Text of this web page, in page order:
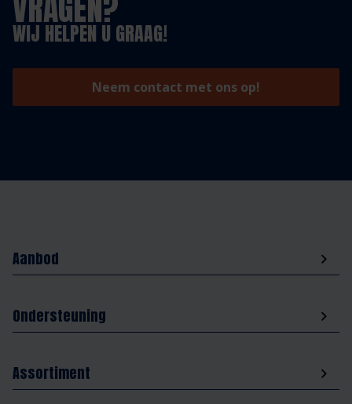
WIJ HELPEN U GRAAG!
Neem contact met ons op!
Aanbod
Ondersteuning
Assortiment